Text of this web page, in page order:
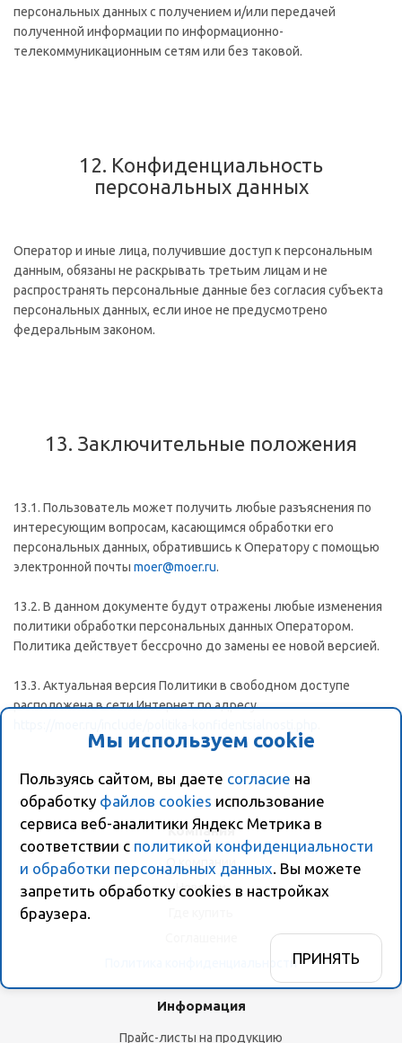
персональных данных с получением и/или передачей
полученной информации по информационно-
телекоммуникационным сетям или без таковой.
12. Конфиденциальность
персональных данных
Оператор и иные лица, получившие доступ к персональным
данным, обязаны не раскрывать третьим лицам и не
распространять персональные данные без согласия субъекта
персональных данных, если иное не предусмотрено
федеральным законом.
13. Заключительные положения
13.1. Пользователь может получить любые разъяснения по
интересующим вопросам, касающимся обработки его
персональных данных, обратившись к Оператору с помощью
электронной почты moer@moer.ru.
13.2. В данном документе будут отражены любые изменения
политики обработки персональных данных Оператором.
Политика действует бессрочно до замены ее новой версией.
13.3. Актуальная версия Политики в свободном доступе
расположена в сети Интернет по адресу
Мы используем cookie
Пользуясь сайтом, вы даете согласие на
обработку файлов cookies использование
сервиса веб-аналитики Яндекс Метрика в
соответствии с политикой конфиденциальности
и обработки персональных данных. Вы можете
запретить обработку сookies в настройках
браузера.
ПРИНЯТЬ
Компания
Новости
Политика конфиденциальности
Информация
Прайс-листы на продукцию